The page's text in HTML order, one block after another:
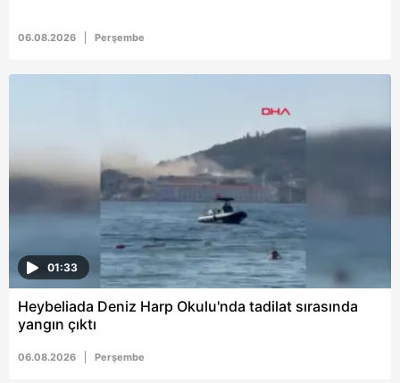
Metnimizi ziyaret edebilirsiniz.
6698 sayılı Kişisel Verilerin Korunması Kanunu uyarınca
ilgili mevzuata uygun olarak kullanılan çerezlerle ilgili bilgi
06.08.2026 Perşembe
01:33
Heybeliada Deniz Harp Okulu'nda tadilat sırasında
yangın çıktı
06.08.2026 Perşembe